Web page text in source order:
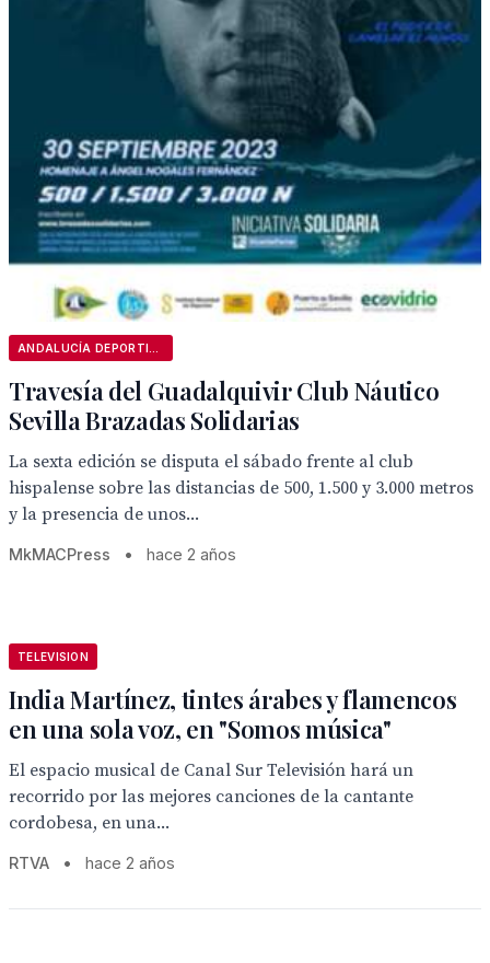
Travesía del Guadalquivir Club Náutico
Sevilla Brazadas Solidarias
La sexta edición se disputa el sábado frente al club
hispalense sobre las distancias de 500, 1.500 y 3.000 metros
y la presencia de unos...
MkMACPress • hace 2 años
TELEVISION
India Martínez, tintes árabes y flamencos
en una sola voz, en "Somos música"
El espacio musical de Canal Sur Televisión hará un
recorrido por las mejores canciones de la cantante
cordobesa, en una...
RTVA • hace 2 años